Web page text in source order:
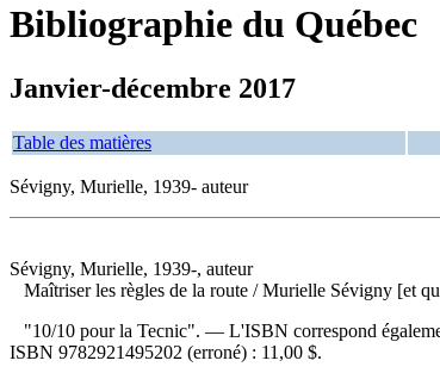
Bibliographie du Québec
Janvier-décembre 2017
Table des matières
Sévigny, Murielle, 1939- auteur
Sévigny, Murielle, 1939-, auteur
Maîtriser les règles de la route / Murielle Sévigny [et
"10/10 pour la Tecnic". — L'ISBN correspond
ISBN 9782921495202 (erroné) : 11,00 $.